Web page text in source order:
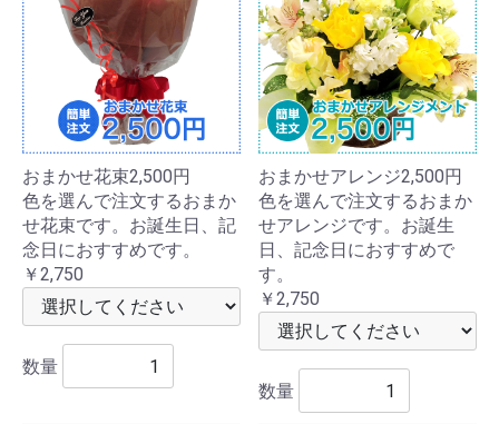
おまかせ花束2,500円
色を選んで注文するおまか
せ花束です。お誕生日、記
念日におすすめです。
￥2,750
数量
おまかせアレンジ2,500円
色を選んで注文するおまか
せアレンジです。お誕生
日、記念日におすすめで
す。
￥2,750
数量